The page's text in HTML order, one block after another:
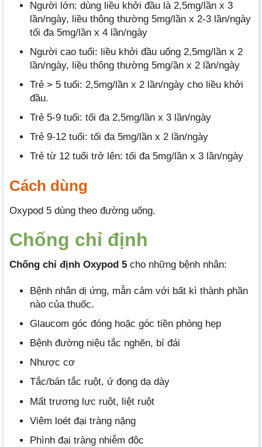
Người lớn: dùng liều khởi đầu là 2,5mg/lần x 3
lần/ngày, liều thông thường 5mg/lần x 2-3 lần/ngày
tối đa 5mg/lần x 4 lần/ngày
Người cao tuổi: liều khởi đầu uống 2,5mg/lần x 2
lần/ngày, liều thông thường 5mg/ần x 2 lần/ngày
Trẻ > 5 tuổi: 2,5mg/lần x 2 lần/ngày cho liều khởi
đầu.
Trẻ 5-9 tuổi: tối đa 2,5mg/lần x 3 lần/ngày
Trẻ 9-12 tuổi: tối đa 5mg/lần x 2 lần/ngày
Trẻ từ 12 tuổi trở lên: tối đa 5mg/lần x 3 lần/ngày
Cách dùng
Oxypod 5 dùng theo đường uống.
Chống chỉ định
Chống chỉ định Oxypod 5 cho những bệnh nhân:
Bệnh nhân dị ứng, mẫn cảm với bất kì thành phần
nào của thuốc.
Glaucom góc đóng hoặc góc tiền phòng hẹp
Bệnh đường niệu tắc nghẽn, bí đái
Nhược cơ
Tắc/bán tắc ruột, ứ đọng dạ dày
Mất trương lực ruột, liệt ruột
Viêm loét đại tràng nặng
Phình đại tràng nhiễm độc